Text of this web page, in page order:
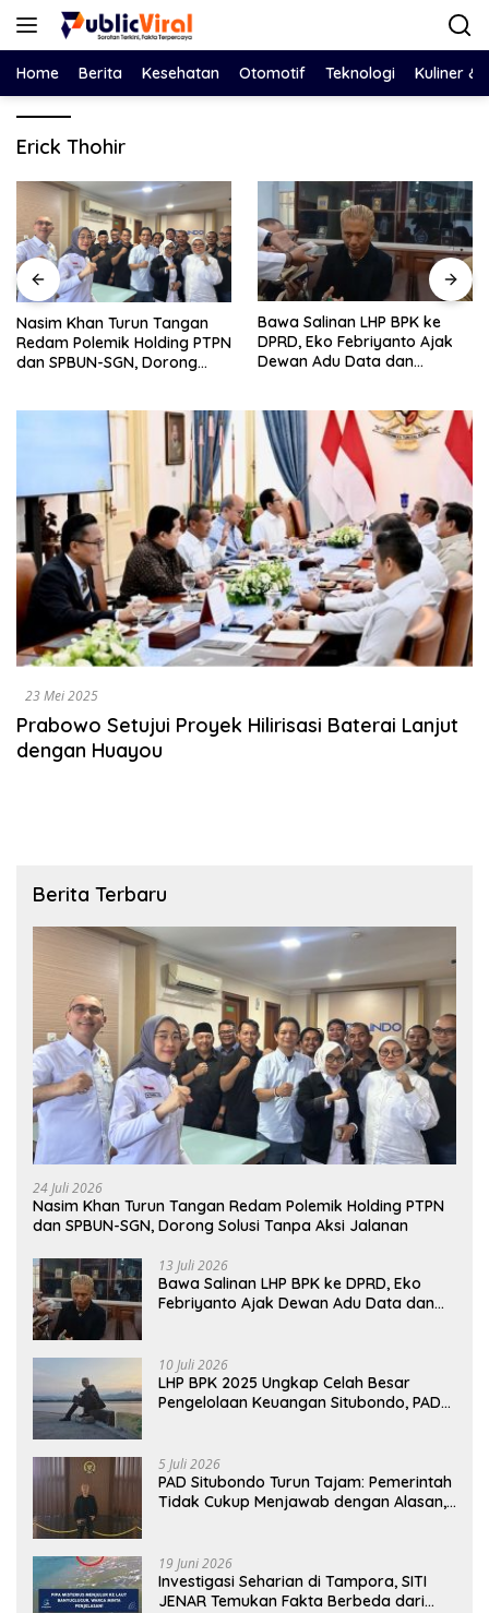
Langsung
Home Berita Kesehatan Otomotif Teknologi Kuliner &
Erick Thohir
Nasim Khan Turun Tangan
Redam Polemik Holding PTPN
dan SPBUN-SGN, Dorong
Bawa Salinan LHP BPK ke
DPRD, Eko Febriyanto Ajak
Dewan Adu Data dan
23 Mei 2025
Prabowo Setujui Proyek Hilirisasi Baterai Lanjut
dengan Huayou
Berita Terbaru
24 Juli 2026
Nasim Khan Turun Tangan Redam Polemik Holding PTPN
dan SPBUN-SGN, Dorong Solusi Tanpa Aksi Jalanan
13 Juli 2026
Bawa Salinan LHP BPK ke DPRD, Eko
Febriyanto Ajak Dewan Adu Data dan
10 Juli 2026
LHP BPK 2025 Ungkap Celah Besar
Pengelolaan Keuangan Situbondo, PAD
5 Juli 2026
PAD Situbondo Turun Tajam: Pemerintah
Tidak Cukup Menjawab dengan Alasan,
19 Juni 2026
Investigasi Seharian di Tampora, SITI
JENAR Temukan Fakta Berbeda dari